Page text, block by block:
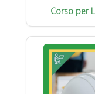
Corso per